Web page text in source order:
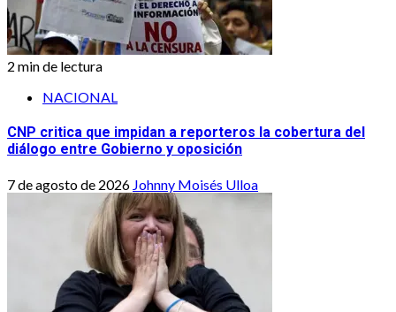
2 min de lectura
NACIONAL
CNP critica que impidan a reporteros la cobertura del
diálogo entre Gobierno y oposición
7 de agosto de 2026 Johnny Moisés Ulloa